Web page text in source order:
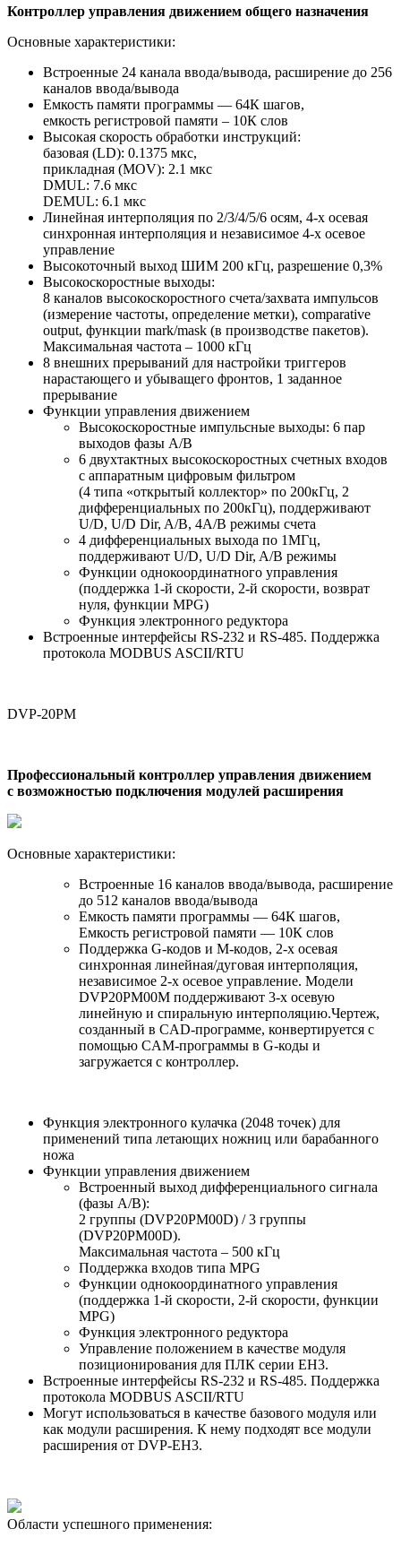
Контроллер управления движением общего назначения
Основные характеристики:
Встроенные 24 канала ввода/вывода, расширение до 256
каналов ввода/вывода
Емкость памяти программы — 64К шагов,
емкость регистровой памяти – 10К слов
Высокая скорость обработки инструкций:
базовая (LD): 0.1375 мкс,
прикладная (MOV): 2.1 мкс
DMUL: 7.6 мкс
DEMUL: 6.1 мкс
Линейная интерполяция по 2/3/4/5/6 осям, 4-х осевая
синхронная интерполяция и независимое 4-х осевое
управление
Высокоточный выход ШИМ 200 кГц, разрешение 0,3%
Высокоскоростные выходы:
8 каналов высокоскоростного счета/захвата импульсов
(измерение частоты, определение метки), comparative
output, функции mark/mask (в производстве пакетов).
Максимальная частота – 1000 кГц
8 внешних прерываний для настройки триггеров
нарастающего и убыващего фронтов, 1 заданное
прерывание
Функции управления движением
Высокоскоростные импульсные выходы: 6 пар
выходов фазы A/B
6 двухтактных высокоскоростных счетных входов
с аппаратным цифровым фильтром
(4 типа «открытый коллектор» по 200кГц, 2
дифференциальных по 200кГц), поддерживают
U/D, U/D Dir, A/B, 4A/B режимы счета
4 дифференциальных выхода по 1МГц,
поддерживают U/D, U/D Dir, A/B режимы
Функции однокоординатного управления
(поддержка 1-й скорости, 2-й скорости, возврат
нуля, функции MPG)
Функция электронного редуктора
Встроенные интерфейсы RS-232 и RS-485. Поддержка
протокола MODBUS ASCII/RTU
DVP-20PM
Профессиональный контроллер управления движением
с возможностью подключения модулей расширения
Основные характеристики:
Встроенные 16 каналов ввода/вывода, расширение
до 512 каналов ввода/вывода
Емкость памяти программы — 64К шагов,
Емкость регистровой памяти — 10К слов
Поддержка G-кодов и M-кодов, 2-х осевая
синхронная линейная/дуговая интерполяция,
независимое 2-х осевое управление. Модели
DVP20PM00M поддерживают 3-х осевую
линейную и спиральную интерполяцию.Чертеж,
созданный в CAD-программе, конвертируется с
помощью CAM-программы в G-коды и
загружается с контроллер.
Функция электронного кулачка (2048 точек) для
применений типа летающих ножниц или барабанного
ножа
Функции управления движением
Встроенный выход дифференциального сигнала
(фазы А/В):
2 группы (DVP20PM00D) / 3 группы
(DVP20PM00D).
Максимальная частота – 500 кГц
Поддержка входов типа MPG
Функции однокоординатного управления
(поддержка 1-й скорости, 2-й скорости, функции
MPG)
Функция электронного редуктора
Управление положением в качестве модуля
позиционирования для ПЛК серии EH3.
Встроенные интерфейсы RS-232 и RS-485. Поддержка
протокола MODBUS ASCII/RTU
Могут использоваться в качестве базового модуля или
как модули расширения. К нему подходят все модули
расширения от DVP-EH3.
Области успешного применения: